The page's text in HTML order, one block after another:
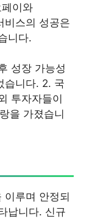
이와
비스의 성공은
니다.
성장 가능성
습니다. 2. 국
투자자들이
을 가졌습니
이루며 안정되
납니다. 신규